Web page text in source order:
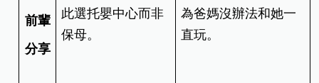
前輩
分享
此選托嬰中心而非
保母。
為爸媽沒辦法和她一
直玩。